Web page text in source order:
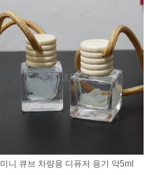
미니 큐브 차량용 디퓨저 용기 약5ml